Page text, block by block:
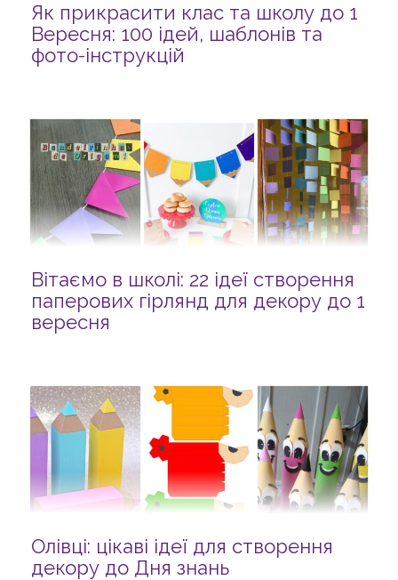
Як прикрасити клас та школу до 1
Вересня: 100 ідей, шаблонів та
фото-інструкцій
Вітаємо в школі: 22 ідеї створення
паперових гірлянд для декору до 1
вересня
Олівці: цікаві ідеї для створення
декору до Дня знань